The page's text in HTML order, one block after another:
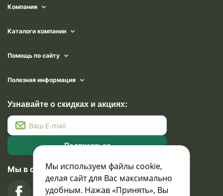
Компания
Каталоги компании
Помощь по сайту
Полезная информация
Узнавайте о скидках и акциях:
Подписаться
Мы в социальных сетях
Мы используем файлы cookie,
делая сайт для Вас максимально
удобным. Нажав «Принять», Вы